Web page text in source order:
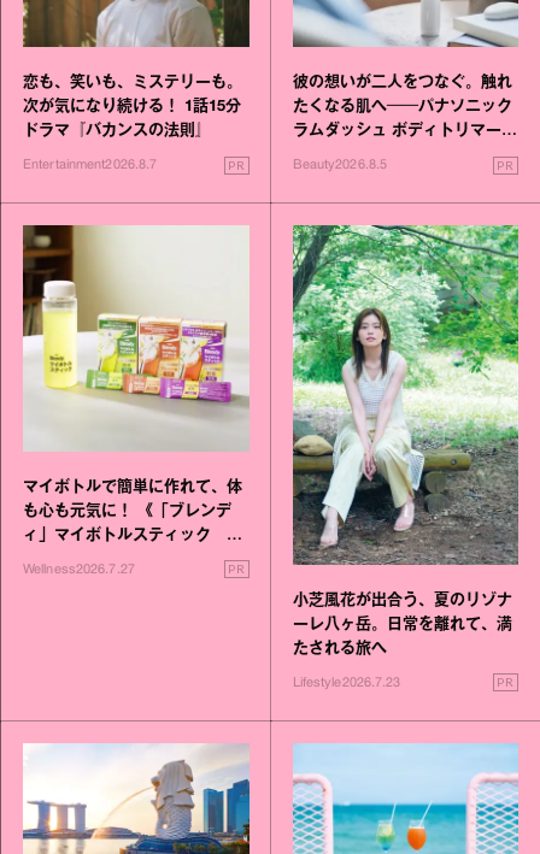
恋も、笑いも、ミステリーも。
次が気になり続ける！ 1話15分
ドラマ『バカンスの法則』
Entertainment2026.8.7 PR
彼の想いが二人をつなぐ。触れ
たくなる肌へ──パナソニック
ラムダッシュ ボディトリマーが
Beauty2026.8.5 PR
マイボトルで簡単に作れて、体
も心も元気に！ 《「ブレンデ
ィ」マイボトルスティック い
いこと毎日》シリーズが誕生
Wellness2026.7.27 PR
小芝風花が出合う、夏のリゾナ
ーレ八ヶ岳。日常を離れて、満
たされる旅へ
Lifestyle2026.7.23 PR